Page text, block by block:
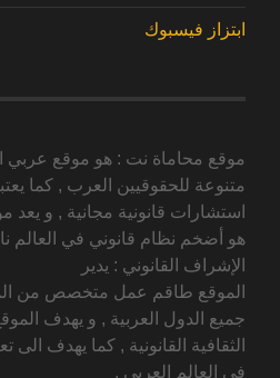
ابتزاز فيسبوك
موقع محاماة نت : هو موقع
متنوعة للحقوقيين العرب , كما
استشارات قانونية مجانية , و يعد
هو أضخم نظام قانوني في العالم
الإشراف القانوني : يدير
الموقع طاقم عمل متخصص من
جميع الدول العربية , و يهدف
الثقافية القانونية , كما يهدف الى
في العالم العربي .